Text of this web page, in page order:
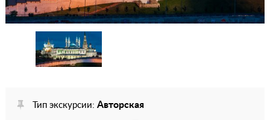
Тип экскурсии: Авторская